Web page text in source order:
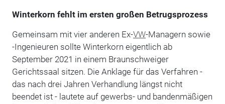
Winterkorn fehlt im ersten großen Betrugsprozess
Gemeinsam mit vier anderen Ex-VW-Managern sowie
-Ingenieuren sollte Winterkorn eigentlich ab
September 2021 in einem Braunschweiger
Gerichtssaal sitzen. Die Anklage für das Verfahren -
das nach drei Jahren Verhandlung längst nicht
beendet ist - lautete auf gewerbs- und bandenmäßigen